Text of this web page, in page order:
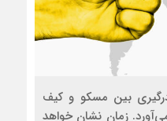
بین مسکو و کیف
زمان نشان خواهد